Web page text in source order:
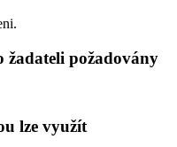
žadateli požadovány
lze využít